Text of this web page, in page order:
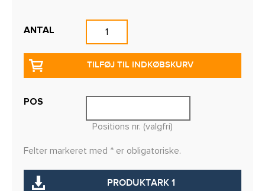
ANTAL
TILFØJ TIL INDKØBSKURV
POS
Positions nr. (valgfri)
Felter markeret med * er obligatoriske.
PRODUKTARK 1